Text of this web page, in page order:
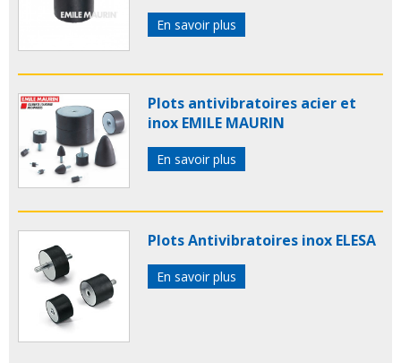
En savoir plus
Plots antivibratoires acier et
inox EMILE MAURIN
En savoir plus
Plots Antivibratoires inox ELESA
En savoir plus